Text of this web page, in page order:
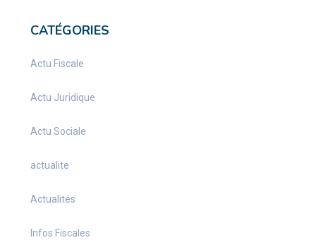
CATÉGORIES
Actu Fiscale
Actu Juridique
Actu Sociale
actualite
Actualités
Infos Fiscales